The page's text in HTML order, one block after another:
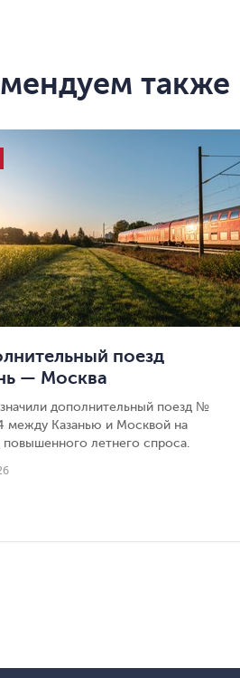
также
поезд
— Москва
дополнительный поезд №
между Казанью и Москвой на
повышенного летнего спроса.